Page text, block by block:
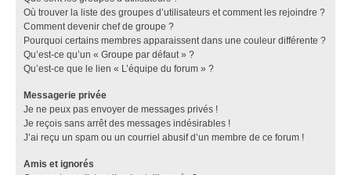
Où trouver la liste des groupes d’utilisateurs et comment les rejoindre ?
Comment devenir chef de groupe ?
Pourquoi certains membres apparaissent dans une couleur différente ?
Qu’est-ce qu’un « Groupe par défaut » ?
Qu’est-ce que le lien « L’équipe du forum » ?
Messagerie privée
Je ne peux pas envoyer de messages privés !
Je reçois sans arrêt des messages indésirables !
J’ai reçu un spam ou un courriel abusif d’un membre de ce forum !
Amis et ignorés